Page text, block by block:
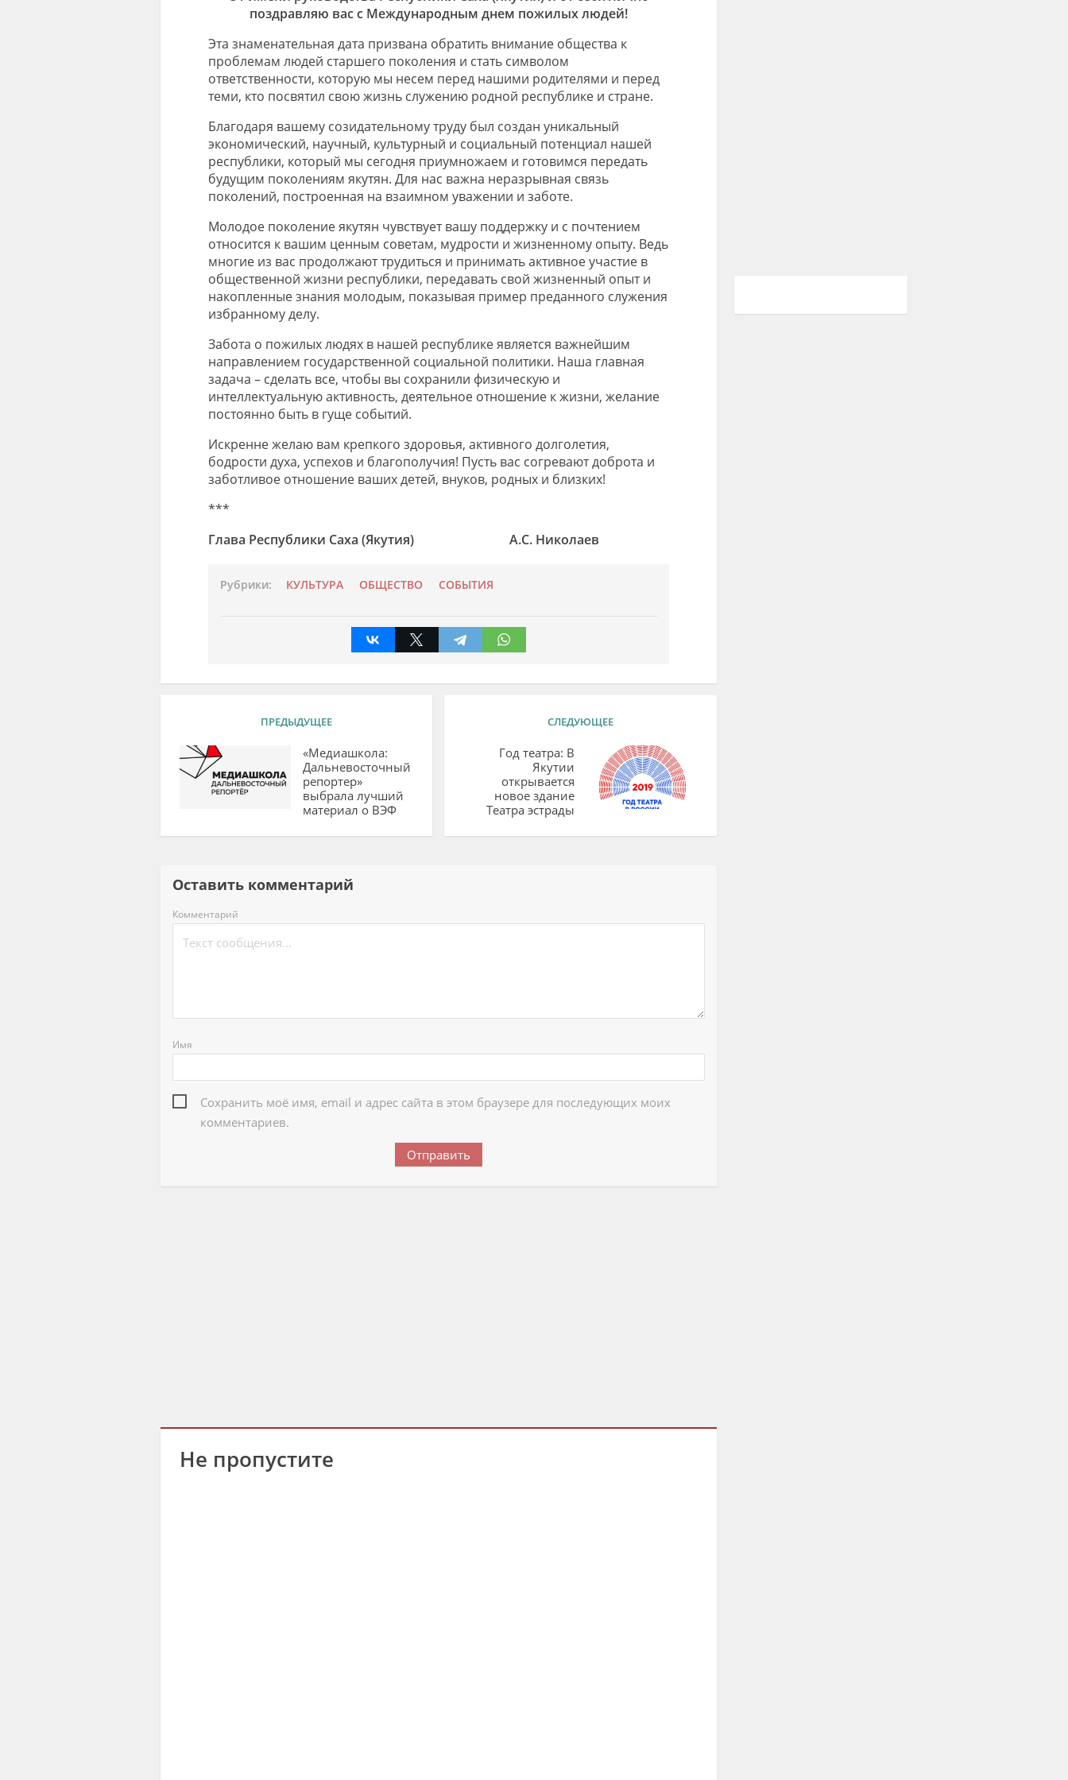
поздравляю вас с Международным днем пожилых людей!
Эта знаменательная дата призвана обратить внимание общества к
проблемам людей старшего поколения и стать символом
ответственности, которую мы несем перед нашими родителями и перед
теми, кто посвятил свою жизнь служению родной республике и стране.
Благодаря вашему созидательному труду был создан уникальный
экономический, научный, культурный и социальный потенциал нашей
республики, который мы сегодня приумножаем и готовимся передать
будущим поколениям якутян. Для нас важна неразрывная связь
поколений, построенная на взаимном уважении и заботе.
Молодое поколение якутян чувствует вашу поддержку и с почтением
относится к вашим ценным советам, мудрости и жизненному опыту. Ведь
многие из вас продолжают трудиться и принимать активное участие в
общественной жизни республики, передавать свой жизненный опыт и
накопленные знания молодым, показывая пример преданного служения
избранному делу.
Забота о пожилых людях в нашей республике является важнейшим
направлением государственной социальной политики. Наша главная
задача – сделать все, чтобы вы сохранили физическую и
интеллектуальную активность, деятельное отношение к жизни, желание
постоянно быть в гуще событий.
Искренне желаю вам крепкого здоровья, активного долголетия,
бодрости духа, успехов и благополучия! Пусть вас согревают доброта и
заботливое отношение ваших детей, внуков, родных и близких!
***
Глава Республики Саха (Якутия) А.С. Николаев
Рубрики: КУЛЬТУРА ОБЩЕСТВО СОБЫТИЯ
ПРЕДЫДУЩЕЕ
«Медиашкола:
Дальневосточный
репортер»
выбрала лучший
материал о ВЭФ
СЛЕДУЮЩЕЕ
Год театра: В
Якутии
открывается
новое здание
Театра эстрады
Оставить комментарий
Комментарий
Имя
Сохранить моё имя, email и адрес сайта в этом браузере для последующих моих
комментариев.
Не пропустите